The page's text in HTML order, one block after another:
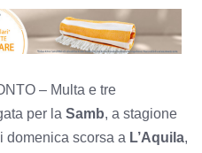
– Multa e tre
per la Samb, a stagione
domenica scorsa a L’Aquila,